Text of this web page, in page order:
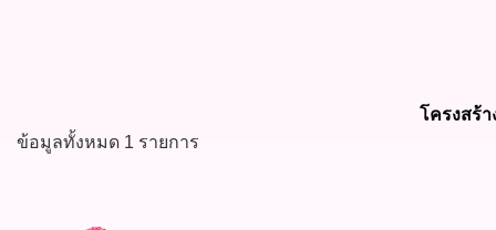
โครงสร้า
ข้อมูลทั้งหมด 1 รายการ